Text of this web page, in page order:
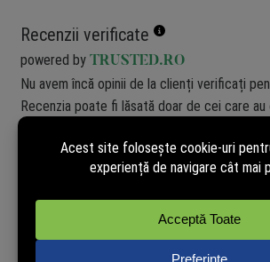
Recenzii verificate
powered by TRUSTED.RO
Nu avem încă opinii de la clienți verificați
Recenzia poate fi lăsată doar de cei care au
independent!
Produse similare